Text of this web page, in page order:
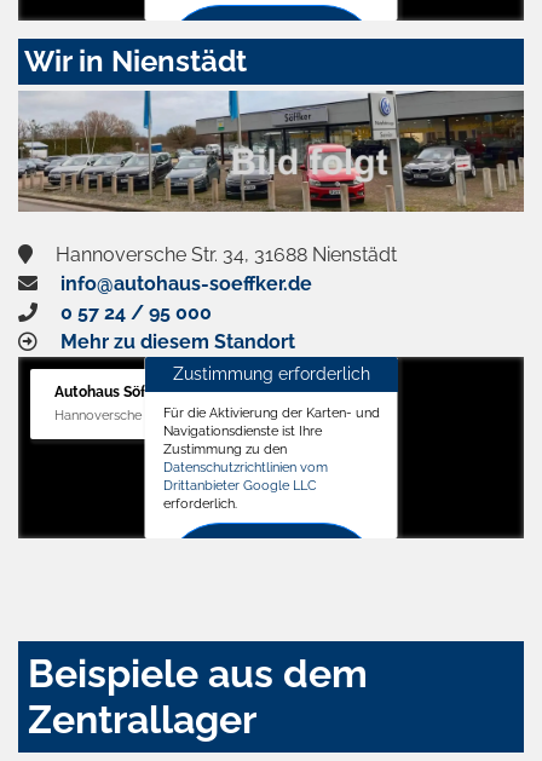
Zustimmen
aktivieren
Wir in Nienstädt
Hannoversche Str. 34, 31688 Nienstädt
info@autohaus-soeffker.de
0 57 24 / 95 000
Mehr zu diesem Standort
Autohaus Söffker GmbH
Hannoversche Str. 34, 31688 Nienstädt
Zustimmung erforderlich
Für die Aktivierung der Karten- und
Navigationsdienste ist Ihre
Zustimmung zu den
Datenschutzrichtlinien vom
Drittanbieter Google LLC
erforderlich.
Beispiele aus dem
Zentrallager